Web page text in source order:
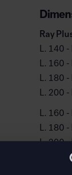
Ray
L. 140 -
L. 160 -
L. 180 -
L. 200 -
L. 160 -
L. 180 -
L. 200 -